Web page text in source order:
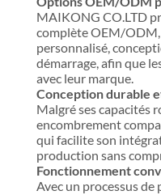
MAIKONG CO.LTD
complète OEM/
personnalisé,
démarrage, afin que
avec leur marque.
Conception durable
Malgré ses capacités
encombrement
qui facilite son
production sans
Fonctionnement
Avec un processus